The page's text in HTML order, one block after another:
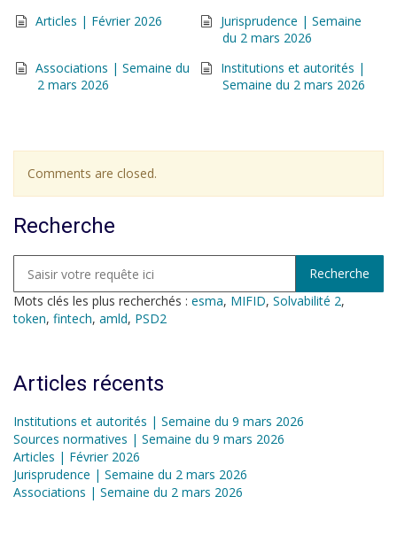
Articles | Février 2026
Jurisprudence | Semaine
du 2 mars 2026
Associations | Semaine du
2 mars 2026
Institutions et autorités |
Semaine du 2 mars 2026
Comments are closed.
Recherche
Mots clés les plus recherchés : esma, MIFID, Solvabilité 2,
token, fintech, amld, PSD2
Articles récents
Institutions et autorités | Semaine du 9 mars 2026
Sources normatives | Semaine du 9 mars 2026
Articles | Février 2026
Jurisprudence | Semaine du 2 mars 2026
Associations | Semaine du 2 mars 2026